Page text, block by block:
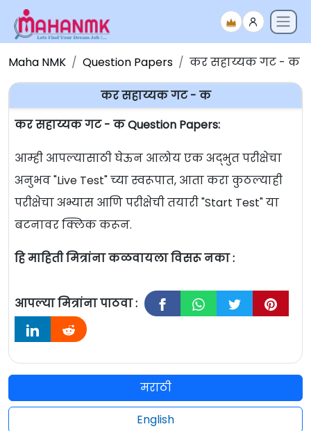
Maha NMK Question Papers कर सहाय्यक गट - क
कर सहाय्यक गट - क
कर सहाय्यक गट - क Question Papers:
आम्ही आपल्यासाठी घेऊन आलोय एक अद्भुत परीक्षेचा
अनुभव "Live Test" च्या स्वरूपात, आता करा कुठल्याही
परीक्षेचा अभ्यास आणि परीक्षेची तयारी "Start Test" या
बटनावर क्लिक करून.
हि माहिती मित्रांना कळवायला विसरू नका :
आपल्या मित्रांना पाठवा :
मराठी
English